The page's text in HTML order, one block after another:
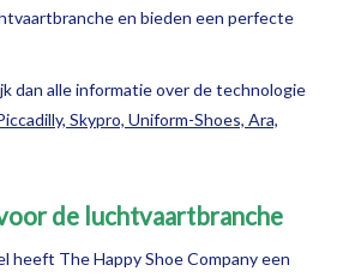
en bieden een perfecte
dan alle informatie over de technologie
Skypro, Uniform-Shoes, Ara,
de luchtvaartbranche
heeft The Happy Shoe Company een